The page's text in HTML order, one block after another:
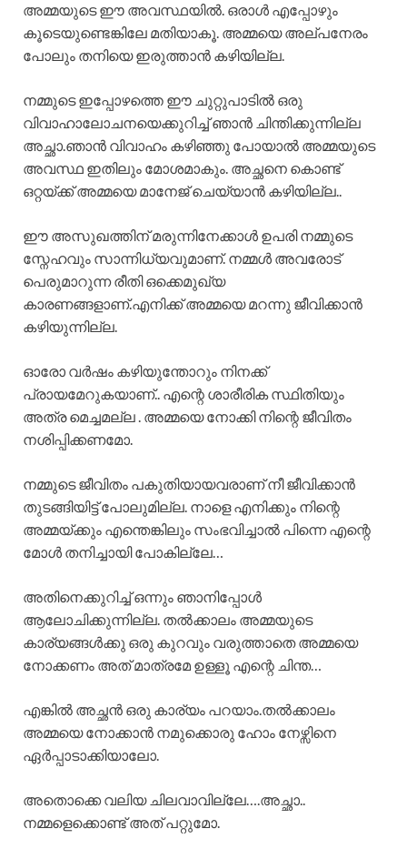
അമ്മയുടെ ഈ അവസ്ഥയിൽ. ഒരാൾ എപ്പോഴും
കൂടെയുണ്ടെങ്കിലേ മതിയാകൂ. അമ്മയെ അല്പനേരം
പോലും തനിയെ ഇരുത്താൻ കഴിയില്ല.
നമ്മുടെ ഇപ്പോഴത്തെ ഈ ചുറ്റുപാടിൽ ഒരു
വിവാഹാലോചനയെക്കുറിച്ച് ഞാൻ ചിന്തിക്കുന്നില്ല
അച്ഛാ.ഞാൻ വിവാഹം കഴിഞ്ഞു പോയാൽ അമ്മയുടെ
അവസ്ഥ ഇതിലും മോശമാകും. അച്ഛനെ കൊണ്ട്
ഒറ്റയ്ക്ക് അമ്മയെ മാനേജ് ചെയ്യാൻ കഴിയില്ല..
ഈ അസുഖത്തിന് മരുന്നിനേക്കാൾ ഉപരി നമ്മുടെ
സ്നേഹവും സാന്നിധ്യവുമാണ്. നമ്മൾ അവരോട്
പെരുമാറുന്ന രീതി ഒക്കെമുഖ്യ
കാരണങ്ങളാണ്.എനിക്ക് അമ്മയെ മറന്നു ജീവിക്കാൻ
കഴിയുന്നില്ല.
ഓരോ വർഷം കഴിയുന്തോറും നിനക്ക്
പ്രായമേറുകയാണ്.. എന്റെ ശാരീരിക സ്ഥിതിയും
അത്ര മെച്ചമല്ല . അമ്മയെ നോക്കി നിന്റെ ജീവിതം
നശിപ്പിക്കണമോ.
നമ്മുടെ ജീവിതം പകുതിയായവരാണ് നീ ജീവിക്കാൻ
തുടങ്ങിയിട്ട് പോലുമില്ല. നാളെ എനിക്കും നിന്റെ
അമ്മയ്ക്കും എന്തെങ്കിലും സംഭവിച്ചാൽ പിന്നെ എന്റെ
മോൾ തനിച്ചായി പോകില്ലേ…
അതിനെക്കുറിച്ച് ഒന്നും ഞാനിപ്പോൾ
ആലോചിക്കുന്നില്ല. തൽക്കാലം അമ്മയുടെ
കാര്യങ്ങൾക്കു ഒരു കുറവും വരുത്താതെ അമ്മയെ
നോക്കണം അത് മാത്രമേ ഉള്ളൂ എന്റെ ചിന്ത…
എങ്കിൽ അച്ഛൻ ഒരു കാര്യം പറയാം.തൽക്കാലം
അമ്മയെ നോക്കാൻ നമുക്കൊരു ഹോം നേഴ്സിനെ
ഏർപ്പാടാക്കിയാലോ.
അതൊക്കെ വലിയ ചിലവാവില്ലേ….അച്ഛാ..
നമ്മളെക്കൊണ്ട് അത് പറ്റുമോ.